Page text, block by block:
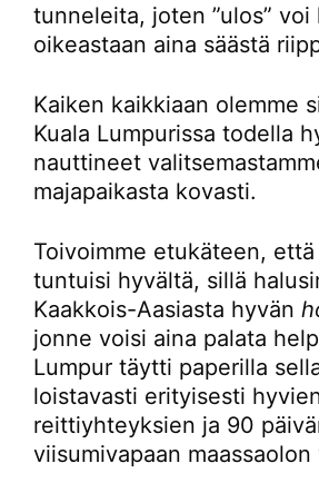
tunneleita, joten ”ulos” voi
oikeastaan aina säästä
Kaiken kaikkiaan olemme
Kuala Lumpurissa todella
nauttineet
majapaikasta kovasti.
Toivoimme etukäteen, että
tuntuisi hyvältä, sillä
Kaakkois-Aasiasta hyvän
jonne voisi aina palata
Lumpur täytti paperilla
loistavasti erityisesti
reittiyhteyksien ja 90
viisumivapaan maassaolon